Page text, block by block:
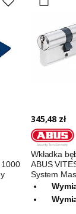
1000
345,48 zł
Wkładka
ABUS
System